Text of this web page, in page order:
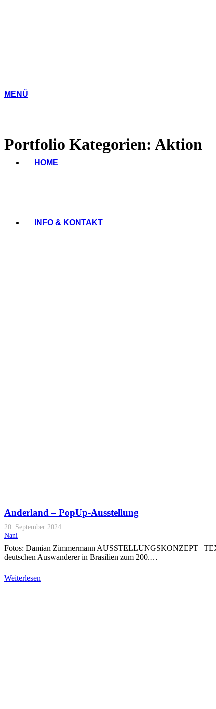
MENÜ
HOME
INFO & KONTAKT
Portfolio Kategorien: Aktion
Anderland – PopUp-Ausstellung
20. September 2024
Nani
Fotos: Damian Zimmermann AUSSTELLUNGSKONZEPT |
deutschen Auswanderer in Brasilien zum 200.…
Weiterlesen